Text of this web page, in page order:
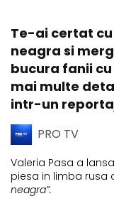
Te-ai certat
neagra si
bucura fanii
mai multe
intr-un
PRO TV
Valeria Pasa a
piesa in limba rusa
neagra”.